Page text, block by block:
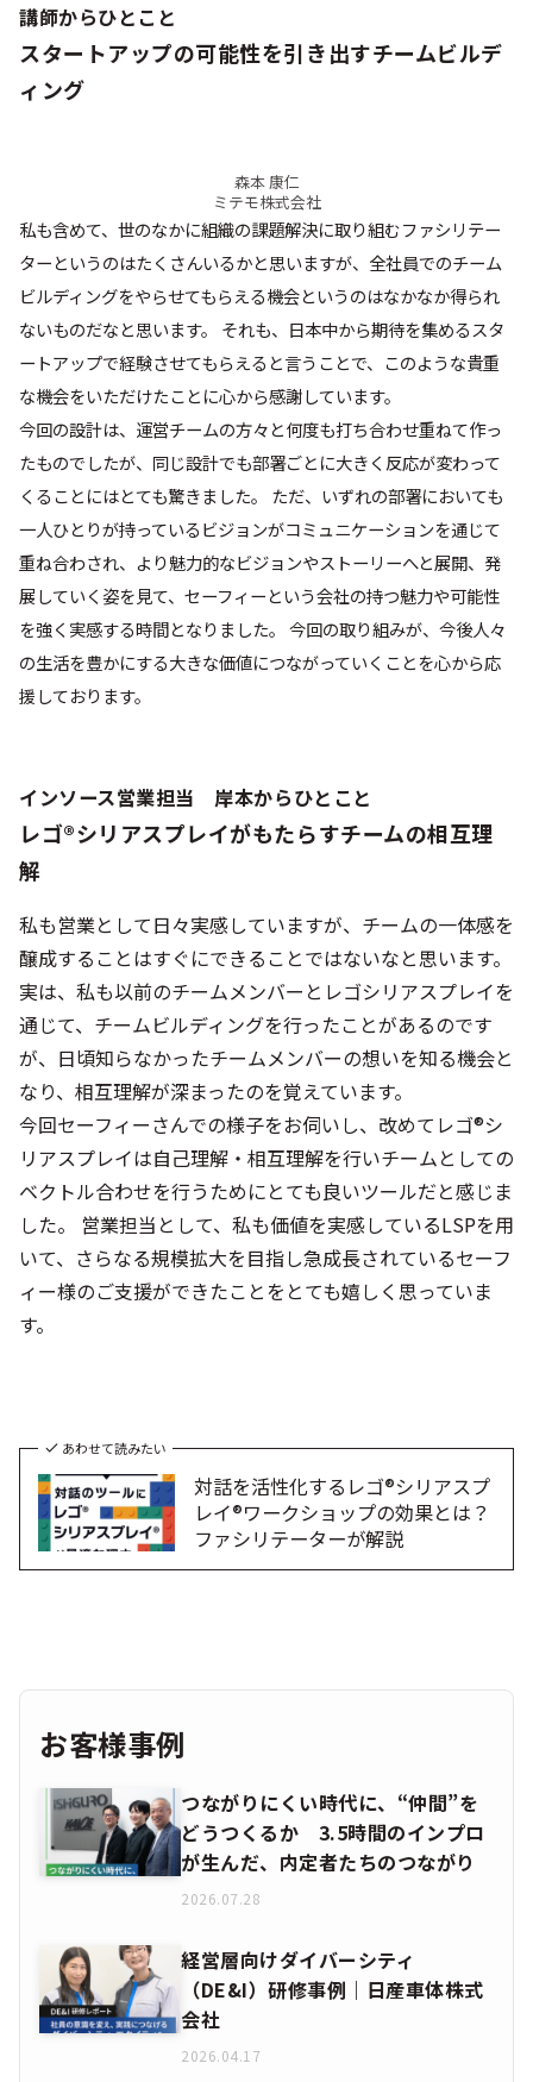
講師からひとこと
スタートアップの可能性を引き出すチームビルデ
ィング
森本 康仁
ミテモ株式会社
私も含めて、世のなかに組織の課題解決に取り組むファシリテー
ターというのはたくさんいるかと思いますが、全社員でのチーム
ビルディングをやらせてもらえる機会というのはなかなか得られ
ないものだなと思います。 それも、日本中から期待を集めるスタ
ートアップで経験させてもらえると言うことで、このような貴重
な機会をいただけたことに心から感謝しています。
今回の設計は、運営チームの方々と何度も打ち合わせ重ねて作っ
たものでしたが、同じ設計でも部署ごとに大きく反応が変わって
くることにはとても驚きました。 ただ、いずれの部署においても
一人ひとりが持っているビジョンがコミュニケーションを通じて
重ね合わされ、より魅力的なビジョンやストーリーへと展開、発
展していく姿を見て、セーフィーという会社の持つ魅力や可能性
を強く実感する時間となりました。 今回の取り組みが、今後人々
の生活を豊かにする大きな価値につながっていくことを心から応
援しております。
インソース営業担当 岸本からひとこと
レゴ®シリアスプレイがもたらすチームの相互理
解
私も営業として日々実感していますが、チームの一体感を
醸成することはすぐにできることではないなと思います。
実は、私も以前のチームメンバーとレゴシリアスプレイを
通じて、チームビルディングを行ったことがあるのです
が、日頃知らなかったチームメンバーの想いを知る機会と
なり、相互理解が深まったのを覚えています。
今回セーフィーさんでの様子をお伺いし、改めてレゴ®シ
リアスプレイは自己理解・相互理解を行いチームとしての
ベクトル合わせを行うためにとても良いツールだと感じま
した。 営業担当として、私も価値を実感しているLSPを用
いて、さらなる規模拡大を目指し急成長されているセーフ
ィー様のご支援ができたことをとても嬉しく思っていま
す。
あわせて読みたい
対話を活性化するレゴ®シリアスプ
レイ®ワークショップの効果とは？
ファシリテーターが解説
お客様事例
つながりにくい時代に、“仲間”を
どうつくるか 3.5時間のインプロ
が生んだ、内定者たちのつながり
2026.07.28
経営層向けダイバーシティ
（DE&I）研修事例｜日産車体株式
会社
2026.04.17